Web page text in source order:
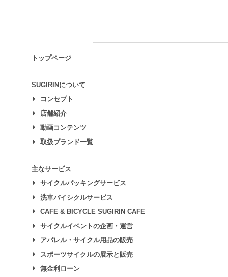
トップページ
SUGIRINについて
コンセプト
店舗紹介
動画コンテンツ
取扱ブランド一覧
主なサービス
サイクルパッキングサービス
洗車バイシクルサービス
CAFE & BICYCLE SUGIRIN CAFE
サイクルイベントの企画・運営
アパレル・サイクル用品の販売
スポーツサイクルの展示と販売
無金利ローン